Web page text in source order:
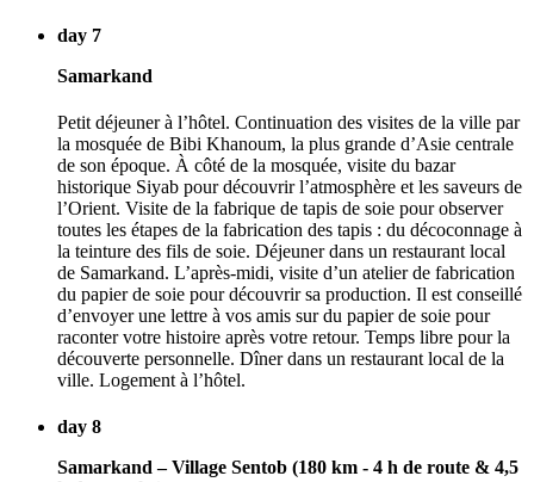
day 7
Samarkand
Petit déjeuner à l’hôtel. Continuation des visites de la ville par
la mosquée de Bibi Khanoum, la plus grande d’Asie centrale
de son époque. À côté de la mosquée, visite du bazar
historique Siyab pour découvrir l’atmosphère et les saveurs de
l’Orient. Visite de la fabrique de tapis de soie pour observer
toutes les étapes de la fabrication des tapis : du décoconnage à
la teinture des fils de soie. Déjeuner dans un restaurant local
de Samarkand. L’après-midi, visite d’un atelier de fabrication
du papier de soie pour découvrir sa production. Il est conseillé
d’envoyer une lettre à vos amis sur du papier de soie pour
raconter votre histoire après votre retour. Temps libre pour la
découverte personnelle. Dîner dans un restaurant local de la
ville. Logement à l’hôtel.
day 8
Samarkand – Village Sentob (180 km - 4 h de route & 4,5